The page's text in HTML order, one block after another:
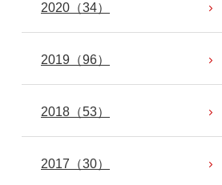
2020 （34）
2019 （96）
2018 （53）
2017 （30）